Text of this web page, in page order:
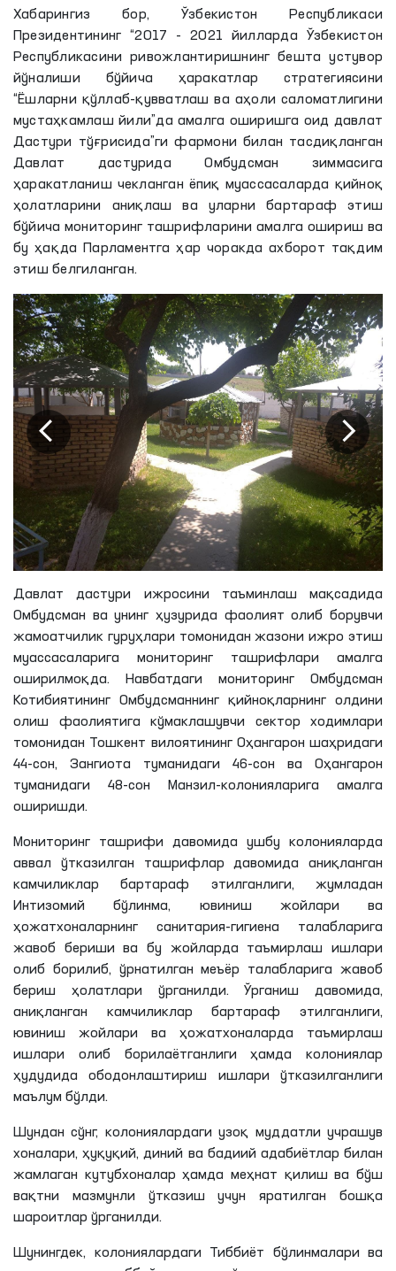
Хабарингиз бор, Ўзбекистон Республикаси
Президентининг “2017 - 2021 йилларда Ўзбекистон
Республикасини ривожлантиришнинг бешта устувор
йўналиши бўйича ҳаракатлар стратегиясини
“Ёшларни қўллаб-қувватлаш ва аҳоли саломатлигини
мустаҳкамлаш йили”да амалга оширишга оид давлат
Дастури тўғрисида”ги фармони билан тасдиқланган
Давлат дастурида Омбудсман зиммасига
ҳаракатланиш чекланган ёпиқ муассасаларда қийноқ
ҳолатларини аниқлаш ва уларни бартараф этиш
бўйича мониторинг ташрифларини амалга ошириш ва
бу ҳақда Парламентга ҳар чоракда ахборот тақдим
этиш белгиланган.
Давлат дастури ижросини таъминлаш мақсадида
Омбудсман ва унинг ҳузурида фаолият олиб борувчи
жамоатчилик гуруҳлари томонидан жазони ижро этиш
муассасаларига мониторинг ташрифлари амалга
оширилмоқда. Навбатдаги мониторинг Омбудсман
Котибиятининг Омбудсманнинг қийноқларнинг олдини
олиш фаолиятига кўмаклашувчи сектор ходимлари
томонидан Тошкент вилоятининг Оҳангарон шаҳридаги
44-сон, Зангиота туманидаги 46-сон ва Оҳангарон
туманидаги 48-сон Манзил-колонияларига амалга
оширишди.
Мониторинг ташрифи давомида ушбу колонияларда
аввал ўтказилган ташрифлар давомида аниқланган
камчиликлар бартараф этилганлиги, жумладан
Интизомий бўлинма, ювиниш жойлари ва
ҳожатхоналарнинг санитария-гигиена талабларига
жавоб бериши ва бу жойларда таъмирлаш ишлари
олиб борилиб, ўрнатилган меъёр талабларига жавоб
бериш ҳолатлари ўрганилди. Ўрганиш давомида,
аниқланган камчиликлар бартараф этилганлиги,
ювиниш жойлари ва ҳожатхоналарда таъмирлаш
ишлари олиб борилаётганлиги ҳамда колониялар
ҳудудида ободонлаштириш ишлари ўтказилганлиги
маълум бўлди.
Шундан сўнг, колониялардаги узоқ муддатли учрашув
хоналари, ҳуқуқий, диний ва бадиий адабиётлар билан
жамлаган кутубхоналар ҳамда меҳнат қилиш ва бўш
вақтни мазмунли ўтказиш учун яратилган бошқа
шароитлар ўрганилди.
Шунингдек, колониялардаги Тиббиёт бўлинмалари ва